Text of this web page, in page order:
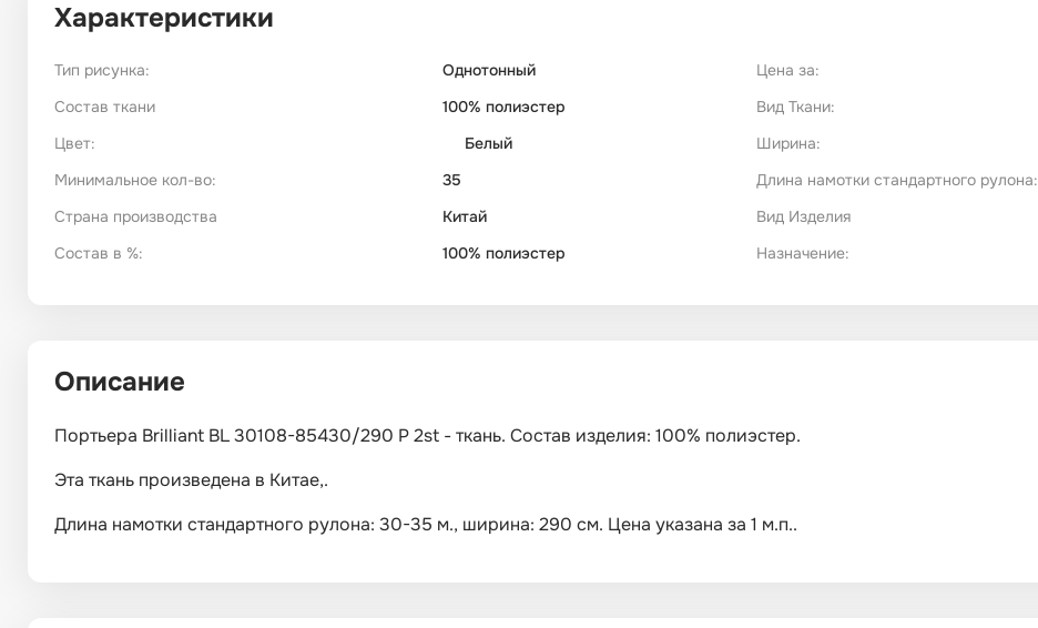
Характеристики
Тип рисунка:
Однотонный
Состав ткани
100% полиэстер
Цвет:
Белый
Минимальное кол-во:
35
Страна производства
Китай
Состав в %:
100% полиэстер
Цена за:
Вид Ткани:
Ширина:
Длина намотки стандартного рулона:
Вид Изделия
Назначение:
Описание
Портьера Brilliant BL 30108-85430/290 P 2st - ткань. Состав изделия: 100% полиэстер.
Эта ткань произведена в Китае,.
Длина намотки стандартного рулона: 30-35 м., ширина: 290 см. Цена указана за 1 м.п..